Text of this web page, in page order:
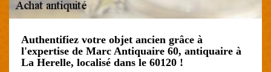
Authentifiez votre objet ancien grâce à
l'expertise de Marc Antiquaire 60, antiquaire à
La Herelle, localisé dans le 60120 !